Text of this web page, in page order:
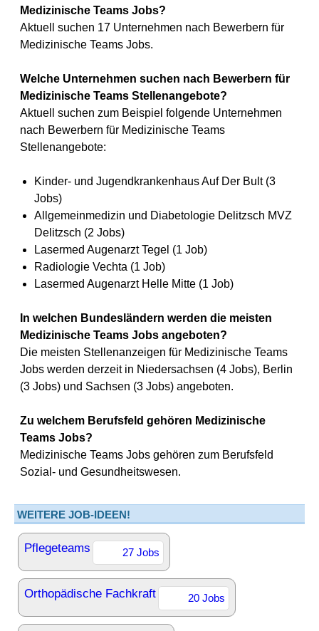
Medizinische Teams Jobs?
Aktuell suchen 17 Unternehmen nach Bewerbern für
Medizinische Teams Jobs.
Welche Unternehmen suchen nach Bewerbern für
Medizinische Teams Stellenangebote?
Aktuell suchen zum Beispiel folgende Unternehmen
nach Bewerbern für Medizinische Teams
Stellenangebote:
Kinder- und Jugendkrankenhaus Auf Der Bult (3
Jobs)
Allgemeinmedizin und Diabetologie Delitzsch MVZ
Delitzsch (2 Jobs)
Lasermed Augenarzt Tegel (1 Job)
Radiologie Vechta (1 Job)
Lasermed Augenarzt Helle Mitte (1 Job)
In welchen Bundesländern werden die meisten
Medizinische Teams Jobs angeboten?
Die meisten Stellenanzeigen für Medizinische Teams
Jobs werden derzeit in Niedersachsen (4 Jobs), Berlin
(3 Jobs) und Sachsen (3 Jobs) angeboten.
Zu welchem Berufsfeld gehören Medizinische
Teams Jobs?
Medizinische Teams Jobs gehören zum Berufsfeld
Sozial- und Gesundheitswesen.
WEITERE JOB-IDEEN!
Pflegeteams 27 Jobs
Orthopädische Fachkraft 20 Jobs